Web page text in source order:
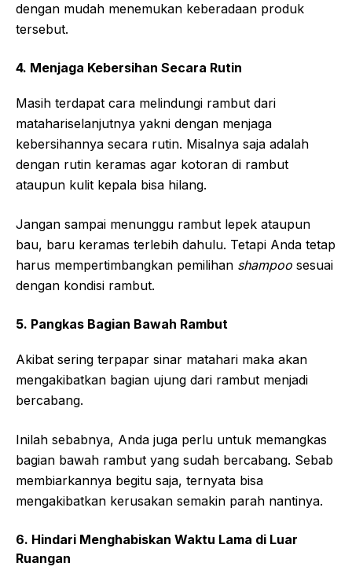
dengan mudah menemukan keberadaan produk
tersebut.
4. Menjaga Kebersihan Secara Rutin
Masih terdapat cara melindungi rambut dari
matahariselanjutnya yakni dengan menjaga
kebersihannya secara rutin. Misalnya saja adalah
dengan rutin keramas agar kotoran di rambut
ataupun kulit kepala bisa hilang.
Jangan sampai menunggu rambut lepek ataupun
bau, baru keramas terlebih dahulu. Tetapi Anda tetap
harus mempertimbangkan pemilihan shampoo sesuai
dengan kondisi rambut.
5. Pangkas Bagian Bawah Rambut
Akibat sering terpapar sinar matahari maka akan
mengakibatkan bagian ujung dari rambut menjadi
bercabang.
Inilah sebabnya, Anda juga perlu untuk memangkas
bagian bawah rambut yang sudah bercabang. Sebab
membiarkannya begitu saja, ternyata bisa
mengakibatkan kerusakan semakin parah nantinya.
6. Hindari Menghabiskan Waktu Lama di Luar
Ruangan